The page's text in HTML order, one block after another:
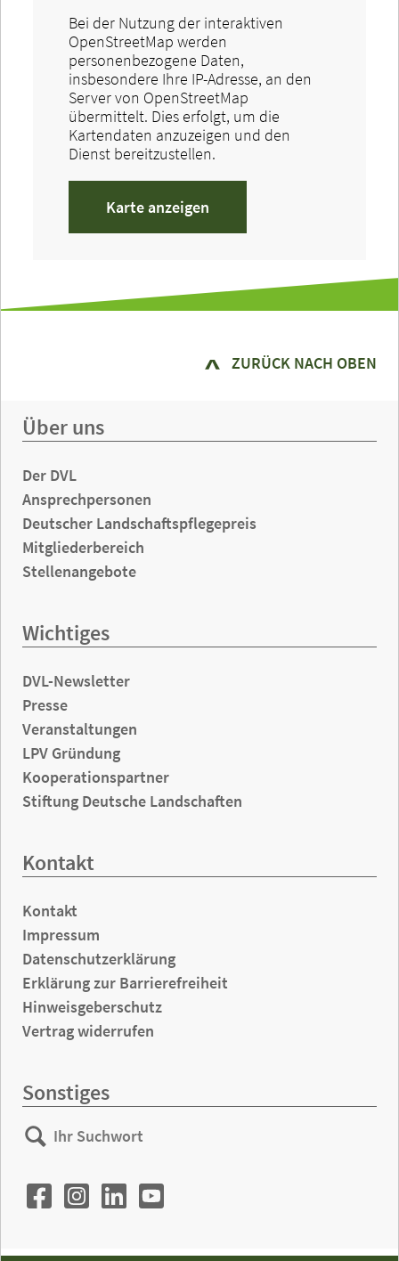
Bei der Nutzung der interaktiven
OpenStreetMap werden
personenbezogene Daten,
insbesondere Ihre IP-Adresse, an den
Server von OpenStreetMap
übermittelt. Dies erfolgt, um die
Kartendaten anzuzeigen und den
Dienst bereitzustellen.
Karte anzeigen
ZURÜCK NACH OBEN
Über uns
Der DVL
Ansprechpersonen
Deutscher Landschaftspflegepreis
Mitgliederbereich
Stellenangebote
Wichtiges
DVL-Newsletter
Presse
Veranstaltungen
LPV Gründung
Kooperationspartner
Stiftung Deutsche Landschaften
Kontakt
Kontakt
Impressum
Datenschutzerklärung
Erklärung zur Barrierefreiheit
Hinweisgeberschutz
Vertrag widerrufen
Sonstiges
Ihr
Suchwort
Suchen